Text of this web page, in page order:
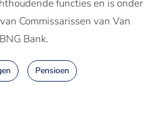
functies en is onder
Commissarissen van Van
Bank.
Pensioen